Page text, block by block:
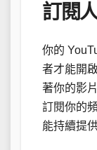
訂閱
你的
者才能開
著你的影
訂閱你的
能持續提